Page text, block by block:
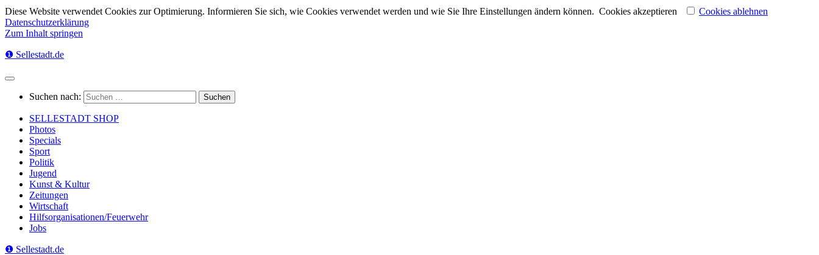
Diese Website verwendet Cookies zur Optimierung. Informieren Sie sich, wie Cookies verwendet werden und wie Sie Ihre Einstellungen ändern können. Cookies akzeptieren
Cookies ablehnen
Datenschutzerklärung
Zum Inhalt springen
❶ Sellestadt.de
Suchen nach:
SELLESTADT SHOP
Photos
Specials
Sport
Politik
Jugend
Kunst & Kultur
Zeitungen
Wirtschaft
Hilfsorganisationen/Feuerwehr
Jobs
❶ Sellestadt.de